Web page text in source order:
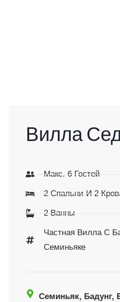
Вилла
Макс. 6 Гостей
2 Спальни И 2
2 Ванны
Частная Вилла С
Семиньяке
Семиньяк, Бадунг,